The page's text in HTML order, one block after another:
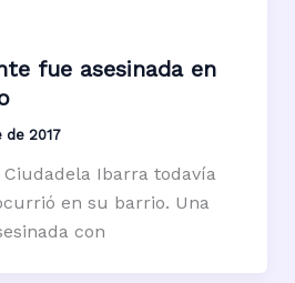
fue asesinada en
2017
Ibarra todavía
en su barrio. Una
con